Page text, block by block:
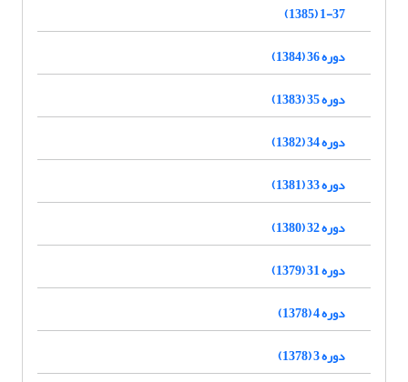
1-37 (1385)
دوره 36 (1384)
دوره 35 (1383)
دوره 34 (1382)
دوره 33 (1381)
دوره 32 (1380)
دوره 31 (1379)
دوره 4 (1378)
دوره 3 (1378)